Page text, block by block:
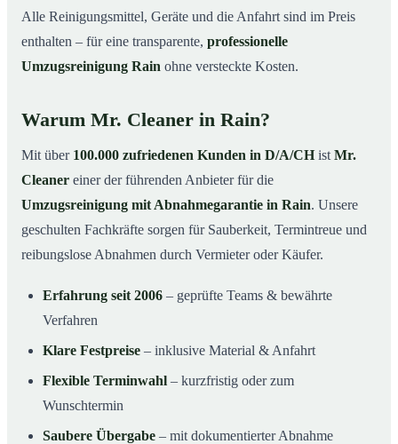
Alle Reinigungsmittel, Geräte und die Anfahrt sind im Preis
enthalten – für eine transparente, professionelle
Umzugsreinigung Rain ohne versteckte Kosten.
Warum Mr. Cleaner in Rain?
Mit über 100.000 zufriedenen Kunden in D/A/CHist Mr.
Cleaner einer der führenden Anbieter für die
Umzugsreinigung mit Abnahmegarantie in Rain. Unsere
geschulten Fachkräfte sorgen für Sauberkeit, Termintreue und
reibungslose Abnahmen durch Vermieter oder Käufer.
Erfahrung seit 2006 – geprüfte Teams & bewährte
Verfahren
Klare Festpreise – inklusive Material & Anfahrt
Flexible Terminwahl – kurzfristig oder zum
Wunschtermin
Saubere Übergabe – mit dokumentierter Abnahme